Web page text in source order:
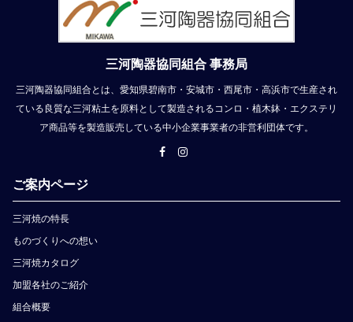
三河陶器協同組合 事務局
三河陶器協同組合とは、愛知県碧南市・安城市・西尾市・高浜市で生産され
ている良質な三河粘土を原料として製造されるコンロ・植木鉢・エクステリ
ア商品等を製造販売している中小企業事業者の非営利団体です。
ご案内ページ
三河焼の特長
ものづくりへの想い
三河焼カタログ
加盟各社のご紹介
組合概要